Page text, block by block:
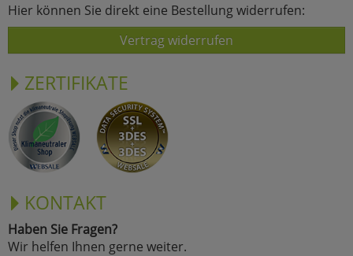
Hier können Sie direkt eine Bestellung widerrufen:
Vertrag widerrufen
ZERTIFIKATE
KONTAKT
Haben Sie Fragen?
Wir helfen Ihnen gerne weiter.